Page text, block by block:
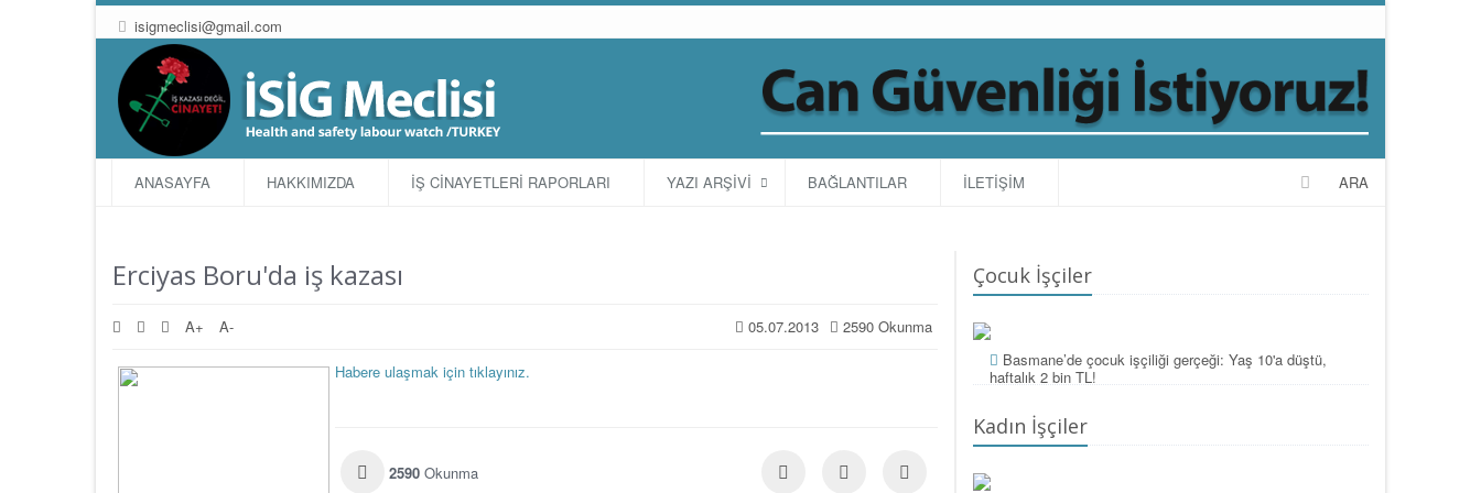
isigmeclisi@gmail.com
ANASAYFA HAKKIMIZDA İŞ CİNAYETLERİ RAPORLARI YAZI ARŞİVİ BAĞLANTILAR İLETİŞİM ARA
Erciyas Boru'da iş kazası
2590 Okunma
05.07.2013
A+ A-
Habere ulaşmak için tıklayınız.
2590 Okunma
Çocuk İşçiler
Basmane’de çocuk işçiliği gerçeği: Yaş 10'a düştü,
haftalık 2 bin TL!
Kadın İşçiler